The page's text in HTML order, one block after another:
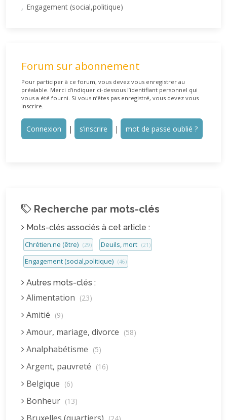
Engagement (social,politique)
Forum sur abonnement
Pour participer à ce forum, vous devez vous enregistrer au
préalable. Merci d’indiquer ci-dessous l’identifiant personnel qui
vous a été fourni. Si vous n’êtes pas enregistré, vous devez vous
inscrire.
Connexion | s’inscrire | mot de passe oublié ?
Recherche par mots-clés
Mots-clés associés à cet article :
Chrétien.ne (être) (29) Deuils, mort (21)
Engagement (social,politique) (46)
Autres mots-clés :
Alimentation (23)
Amitié (9)
Amour, mariage, divorce (58)
Analphabétisme (5)
Argent, pauvreté (16)
Belgique (6)
Bonheur (13)